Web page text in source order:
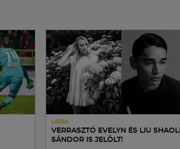
ÚSZÁS
VERRASZTÓ EVELYN ÉS LIU
SÁNDOR IS JELÖLT!